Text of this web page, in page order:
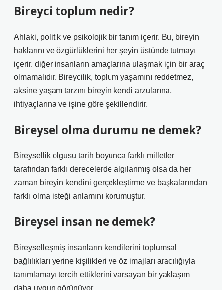
Bireyci toplum nedir?
Ahlaki, politik ve psikolojik bir tanım içerir. Bu, bireyin
haklarını ve özgürlüklerini her şeyin üstünde tutmayı
içerir. diğer insanların amaçlarına ulaşmak için bir araç
olmamalıdır. Bireycilik, toplum yaşamını reddetmez,
aksine yaşam tarzını bireyin kendi arzularına,
ihtiyaçlarına ve işine göre şekillendirir.
Bireysel olma durumu ne demek?
Bireysellik olgusu tarih boyunca farklı milletler
tarafından farklı derecelerde algılanmış olsa da her
zaman bireyin kendini gerçekleştirme ve başkalarından
farklı olma isteği anlamını korumuştur.
Bireysel insan ne demek?
Bireyselleşmiş insanların kendilerini toplumsal
bağlılıkları yerine kişilikleri ve öz imajları aracılığıyla
tanımlamayı tercih ettiklerini varsayan bir yaklaşım
daha uygun görünüyor.